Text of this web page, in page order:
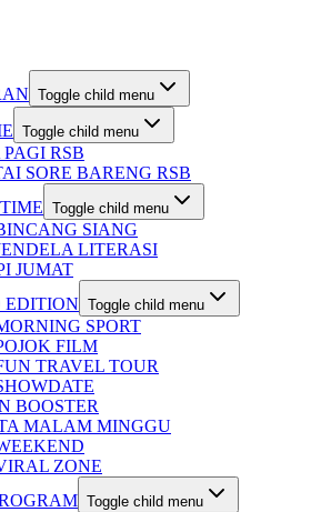
Toggle child menu
Toggle child menu
PAGI RSB
SORE BARENG RSB
Toggle child menu
SIANG
LITERASI
JUMAT
EDITION Toggle child menu
SPORT
FILM
TRAVEL TOUR
BOOSTER
MALAM MINGGU
ZONE
Toggle child menu